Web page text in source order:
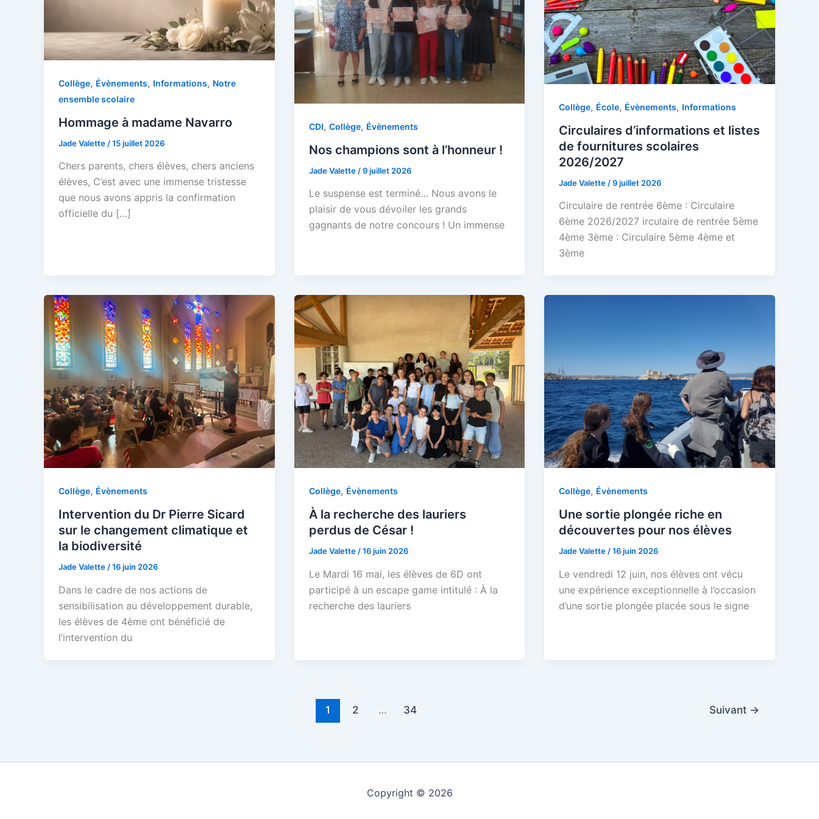
Collège, Évènements, Informations, Notre
ensemble scolaire
Hommage à madame Navarro
Jade Valette /15 juillet 2026
Chers parents, chers élèves, chers anciens
élèves, C’est avec une immense tristesse
que nous avons appris la confirmation
officielle du […]
CDI, Collège, Évènements
Nos champions sont à l’honneur !
Jade Valette /9 juillet 2026
Le suspense est terminé… Nous avons le
plaisir de vous dévoiler les grands
gagnants de notre concours ! Un immense
Collège, École, Évènements, Informations
Circulaires d’informations et listes
de fournitures scolaires
2026/2027
Jade Valette /9 juillet 2026
Circulaire de rentrée 6ème : Circulaire
6ème 2026/2027 irculaire de rentrée 5ème
4ème 3ème : Circulaire 5ème 4ème et
3ème
Collège, Évènements
Intervention du Dr Pierre Sicard
sur le changement climatique et
la biodiversité
Jade Valette /16 juin 2026
Dans le cadre de nos actions de
sensibilisation au développement durable,
les élèves de 4ème ont bénéficié de
l’intervention du
Collège, Évènements
À la recherche des lauriers
perdus de César !
Jade Valette /16 juin 2026
Le Mardi 16 mai, les élèves de 6D ont
participé à un escape game intitulé : À la
recherche des lauriers
Collège, Évènements
Une sortie plongée riche en
découvertes pour nos élèves
Jade Valette /16 juin 2026
Le vendredi 12 juin, nos élèves ont vécu
une expérience exceptionnelle à l’occasion
d’une sortie plongée placée sous le signe
1 2 … 34 Suivant →
Copyright © 2026